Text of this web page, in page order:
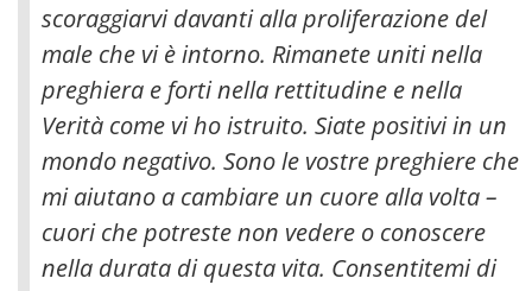
scoraggiarvi davanti alla proliferazione del
male che vi è intorno. Rimanete uniti nella
preghiera e forti nella rettitudine e nella
Verità come vi ho istruito. Siate positivi in un
mondo negativo. Sono le vostre preghiere che
mi aiutano a cambiare un cuore alla volta –
cuori che potreste non vedere o conoscere
nella durata di questa vita. Consentitemi di